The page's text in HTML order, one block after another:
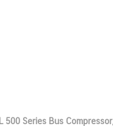
500 Series Bus Compressor